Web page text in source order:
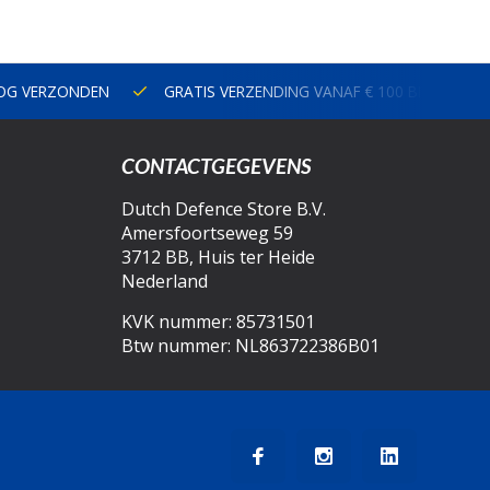
VERZONDEN GRATIS VERZENDING VANAF € 100 BINNEN
CONTACTGEGEVENS
Dutch Defence Store B.V.
Amersfoortseweg 59
3712 BB, Huis ter Heide
Nederland
KVK nummer: 85731501
Btw nummer: NL863722386B01